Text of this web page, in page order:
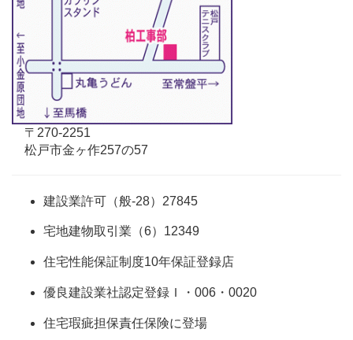
〒270-2251
松戸市金ヶ作257の57
建設業許可（般-28）27845
宅地建物取引業（6）12349
住宅性能保証制度10年保証登録店
優良建設業社認定登録Ｉ・006・0020
住宅瑕疵担保責任保険に登場